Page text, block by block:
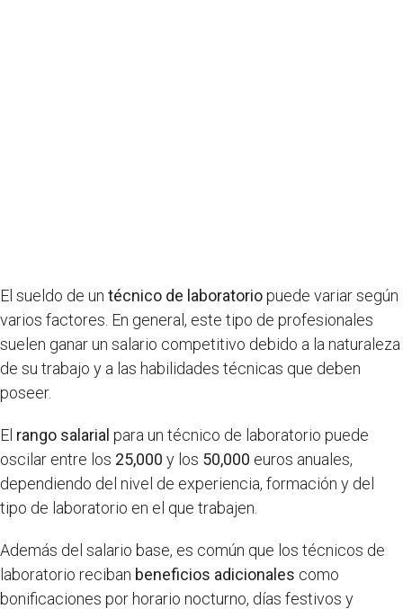
El sueldo de un técnico de laboratoriopuede variar según
varios factores. En general, este tipo de profesionales
suelen ganar un salario competitivo debido a la naturaleza
de su trabajo y a las habilidades técnicas que deben
poseer.
El rango salarial para un técnico de laboratorio puede
oscilar entre los 25,000 y los 50,000 euros anuales,
dependiendo del nivel de experiencia, formación y del
tipo de laboratorio en el que trabajen.
Además del salario base, es común que los técnicos de
laboratorio reciban beneficios adicionales como
bonificaciones por horario nocturno, días festivos y